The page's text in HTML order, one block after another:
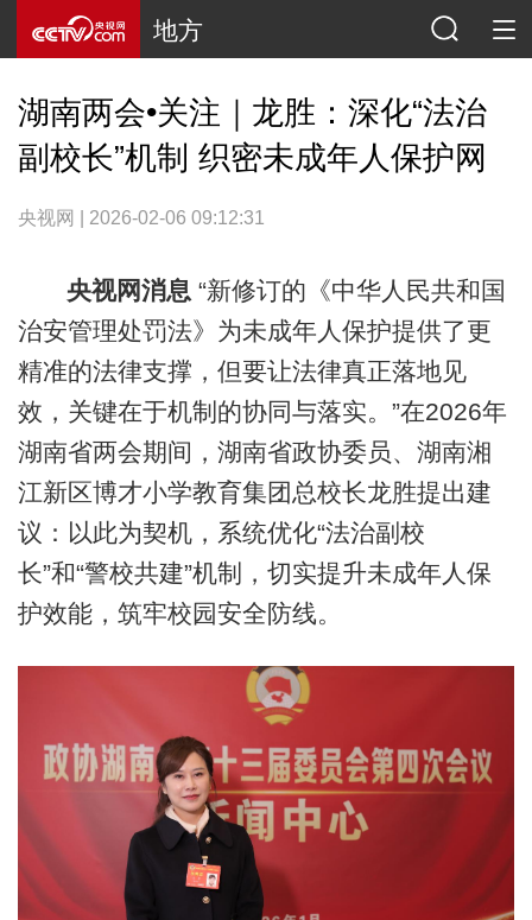
地方
湖南两会•关注｜龙胜：深化“法治
副校长”机制 织密未成年人保护网
央视网 | 2026-02-06 09:12:31
央视网消息 “新修订的《中华人民共和国
治安管理处罚法》为未成年人保护提供了更
精准的法律支撑，但要让法律真正落地见
效，关键在于机制的协同与落实。”在2026年
湖南省两会期间，湖南省政协委员、湖南湘
江新区博才小学教育集团总校长龙胜提出建
议：以此为契机，系统优化“法治副校
长”和“警校共建”机制，切实提升未成年人保
护效能，筑牢校园安全防线。